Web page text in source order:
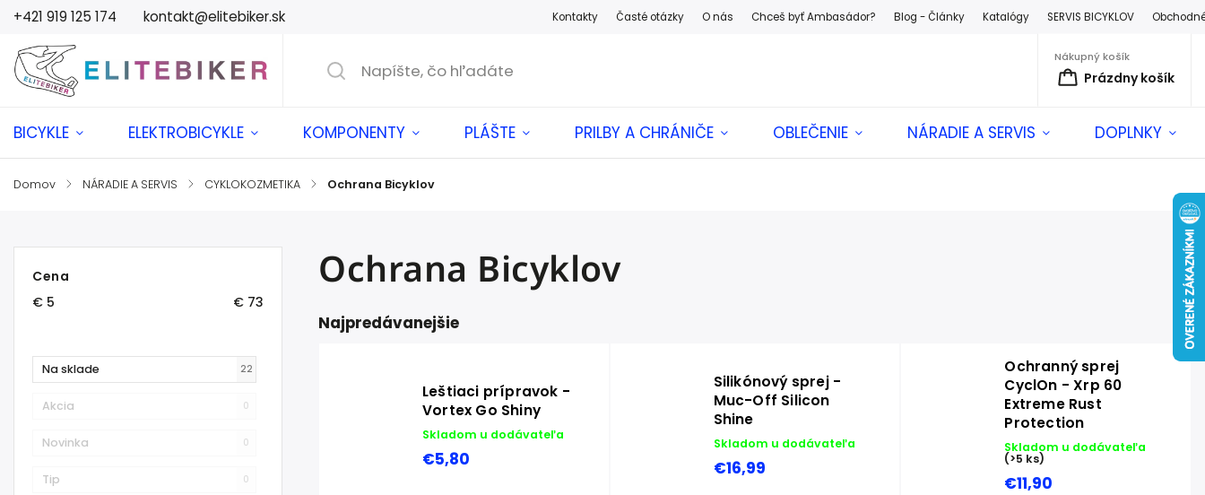
+421 919 125 174 kontakt@elitebiker.sk Kontakty Časté otázky O nás Chceš byť Ambasádor? Blog - Články Katalógy SERVIS BICYKLOV
Nákupný košík
Prázdny košík
BICYKLE ELEKTROBICYKLE KOMPONENTY PLÁŠTE PRILBY A CHRÁNIČE OBLEČENIE NÁRADIE A SERVIS DOPLNKY
Domov / NÁRADIE A SERVIS / CYKLOKOZMETIKA / Ochrana Bicyklov
Cena
€ 5 € 73
Na sklade 22
Akcia 0
Novinka 0
Tip 0
Ochrana Bicyklov
Najpredávanejšie
Leštiaci prípravok -
Vortex Go Shiny
Skladom u dodávateľa
€5,80
Silikónový sprej -
Muc-Off Silicon
Shine
Skladom u dodávateľa
€16,99
Ochranný sprej
CyclOn - Xrp 60
Extreme Rust
Protection
Skladom u dodávateľa
(>5 ks)
€11,90